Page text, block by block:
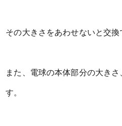
その大きさをあわせないと交換
また、電球の本体部分の大き
す。